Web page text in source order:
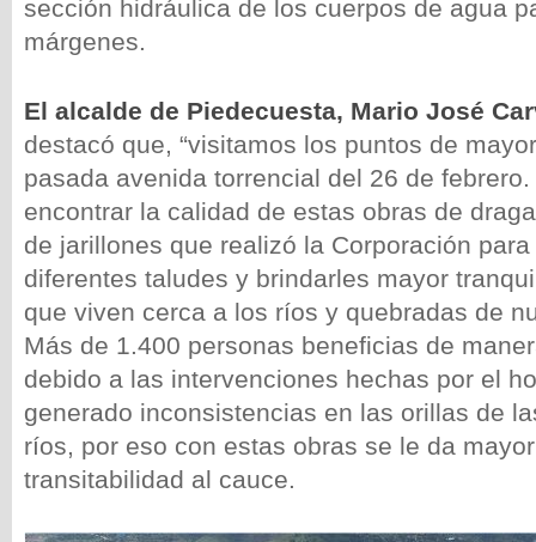
sección hidráulica de los cuerpos de agua
márgenes.
El alcalde de Piedecuesta, Mario José
destacó que, “visitamos los puntos de
pasada avenida torrencial del 26 de
encontrar la calidad de estas obras de
de jarillones que realizó la Corporación
diferentes taludes y brindarles mayor
que viven cerca a los ríos y quebradas de
Más de 1.400 personas beneficias de
debido a las intervenciones hechas por el
generado inconsistencias en las orillas de
ríos, por eso con estas obras se le da
transitabilidad al cauce.